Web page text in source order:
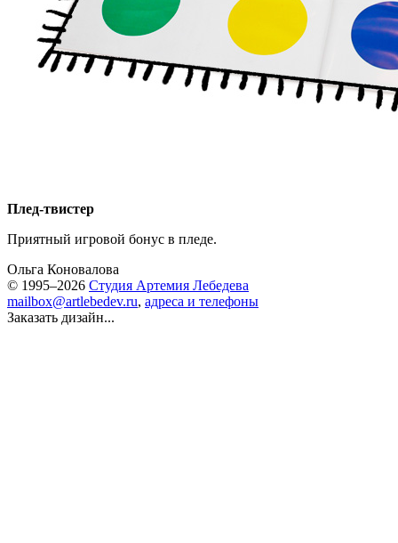
Плед-твистер
Приятный игровой бонус в пледе.
Ольга Коновалова
© 1995–2026 Студия Артемия Лебедева
mailbox@artlebedev.ru, адреса и телефоны
Заказать дизайн...